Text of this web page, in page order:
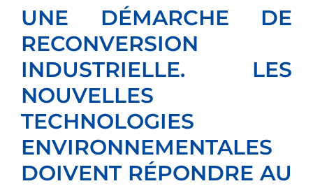
UNE DÉMARCHE DE
RECONVERSION
INDUSTRIELLE. LES
NOUVELLES
TECHNOLOGIES
ENVIRONNEMENTALES
DOIVENT RÉPONDRE AU